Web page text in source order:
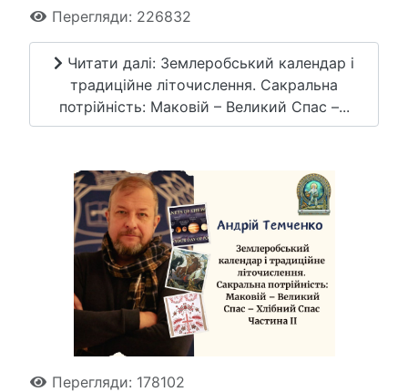
Перегляди: 226832
Читати далі: Землеробський календар і
традиційне літочислення. Сакральна
потрійність: Маковій – Великий Спас –...
Перегляди: 178102